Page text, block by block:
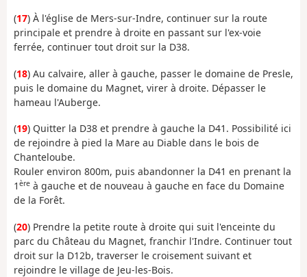
(17) À l'église de Mers-sur-Indre, continuer sur la route
principale et prendre à droite en passant sur l'ex-voie
ferrée, continuer tout droit sur la D38.
(18) Au calvaire, aller à gauche, passer le domaine de Presle,
puis le domaine du Magnet, virer à droite. Dépasser le
hameau l'Auberge.
(19) Quitter la D38 et prendre à gauche la D41. Possibilité ici
de rejoindre à pied la Mare au Diable dans le bois de
Chanteloube.
Rouler environ 800m, puis abandonner la D41 en prenant la
1 ère à gauche et de nouveau à gauche en face du Domaine
de la Forêt.
(20) Prendre la petite route à droite qui suit l'enceinte du
parc du Château du Magnet, franchir l'Indre. Continuer tout
droit sur la D12b, traverser le croisement suivant et
rejoindre le village de Jeu-les-Bois.